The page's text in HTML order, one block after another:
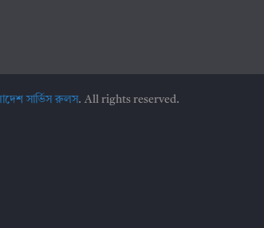
সার্ভিস রুলস. All rights reserved.